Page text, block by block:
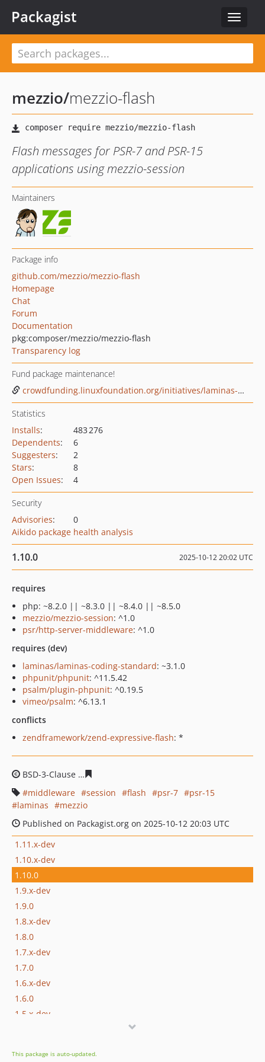
Toggle
Packagist
mezzio/mezzio-flash
Flash messages for PSR-7 and PSR-15
applications using mezzio-session
Maintainers
Package info
github.com/mezzio/mezzio-flash
Homepage
Chat
Forum
Documentation
pkg:composer/mezzio/mezzio-flash
Transparency log
Fund package maintenance!
crowdfunding.linuxfoundation.org/initiatives/laminas-project
Statistics
Installs:
483 276
Dependents:
6
Suggesters:
2
Stars:
8
Open Issues: 4
Security
Advisories:
0
Aikido package health analysis
1.10.0 2025-10-12 20:02 UTC
requires
php: ~8.2.0 || ~8.3.0 || ~8.4.0 || ~8.5.0
mezzio/mezzio-session: ^1.0
psr/http-server-middleware: ^1.0
requires (dev)
laminas/laminas-coding-standard: ~3.1.0
phpunit/phpunit: ^11.5.42
psalm/plugin-phpunit: ^0.19.5
vimeo/psalm: ^6.13.1
conflicts
zendframework/zend-expressive-flash: *
BSD-3-Clause
middleware
session flash psr-7
psr-15
laminas
mezzio
Published on Packagist.org on 2025-10-12 20:03 UTC
1.11.x-dev
1.10.x-dev
1.10.0
1.9.x-dev
1.9.0
1.8.x-dev
1.8.0
1.7.x-dev
1.7.0
1.6.x-dev
1.6.0
1.5.x-dev
1.4.0
This package is auto-updated.